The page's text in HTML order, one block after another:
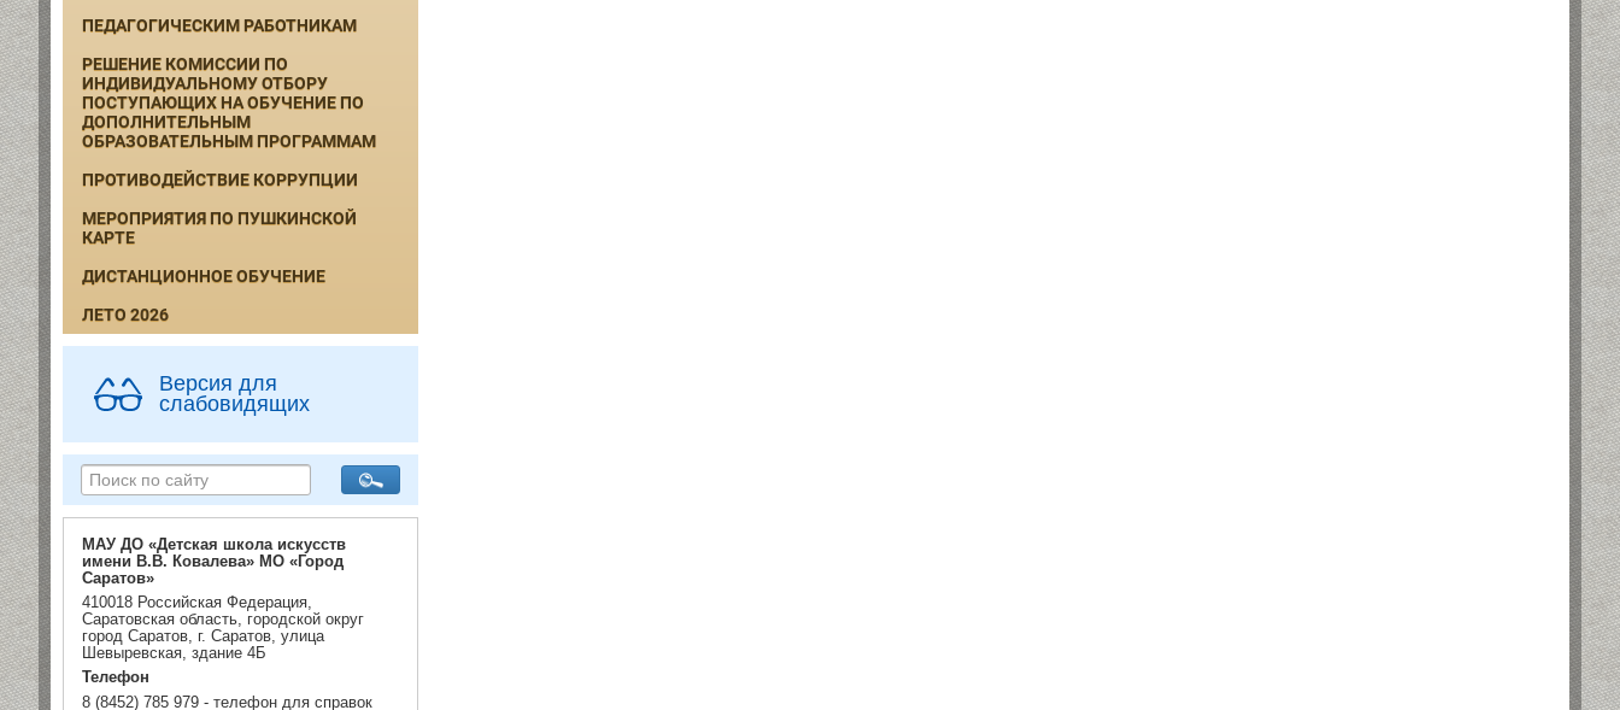
ПЕДАГОГИЧЕСКИМ РАБОТНИКАМ
РЕШЕНИЕ КОМИССИИ ПО
ИНДИВИДУАЛЬНОМУ ОТБОРУ
ПОСТУПАЮЩИХ НА ОБУЧЕНИЕ ПО
ДОПОЛНИТЕЛЬНЫМ
ОБРАЗОВАТЕЛЬНЫМ ПРОГРАММАМ
ПРОТИВОДЕЙСТВИЕ КОРРУПЦИИ
МЕРОПРИЯТИЯ ПО ПУШКИНСКОЙ
КАРТЕ
ДИСТАНЦИОННОЕ ОБУЧЕНИЕ
ЛЕТО 2026
Версия для
слабовидящих
МАУ ДО «Детская школа искусств
имени В.В. Ковалева» МО «Город
Саратов»
410018 Российская Федерация,
Саратовская область, городской округ
город Саратов, г. Саратов, улица
Шевыревская, здание 4Б
Телефон
8 (8452) 785 979 - телефон для справок